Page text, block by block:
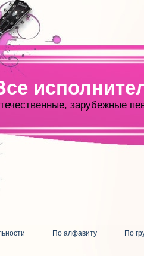
зарубежные
По алфавиту
По